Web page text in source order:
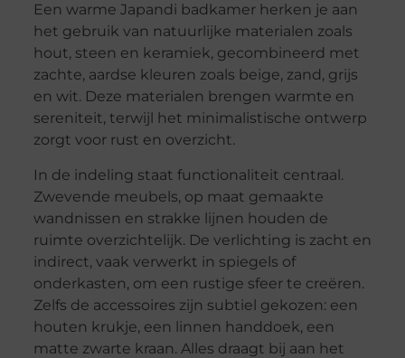
Een warme Japandi badkamer herken je aan
het gebruik van natuurlijke materialen zoals
hout, steen en keramiek, gecombineerd met
zachte, aardse kleuren zoals beige, zand, grijs
en wit. Deze materialen brengen warmte en
sereniteit, terwijl het minimalistische ontwerp
zorgt voor rust en overzicht.
In de indeling staat functionaliteit centraal.
Zwevende meubels, op maat gemaakte
wandnissen en strakke lijnen houden de
ruimte overzichtelijk. De verlichting is zacht en
indirect, vaak verwerkt in spiegels of
onderkasten, om een rustige sfeer te creëren.
Zelfs de accessoires zijn subtiel gekozen: een
houten krukje, een linnen handdoek, een
matte zwarte kraan. Alles draagt bij aan het